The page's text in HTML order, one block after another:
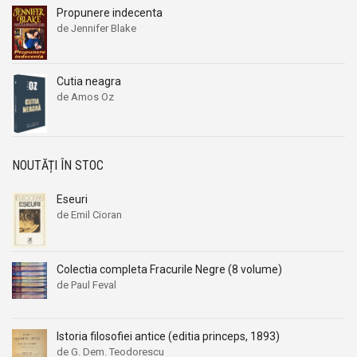
Aleksandr Beleaev
Alessandro Parronchi
Alex Mihai Stoenescu
Alexandr Soljenitin
Alexandra Jones
Alexandra Mosneaga
Alexandre Dumas
Alexandre Dumas fiul
Alexandre Koyre
Alexandrian
Alexandru Balaci
Alexandru Busuioceanu
Alexandru Elian
Aleksandr Beleaev
Alessandro Parronchi
Alex Mihai Stoenescu
Alexandr Soljenitin
Alexandra Jones
Alexandra Mosneaga
Alexandre Dumas
Alexandre Dumas fiul
Alexandre Koyre
Alexandrian
Alexandru Balaci
Alexandru Busuioceanu
Alexandru Elian
Propunere indecenta
de Jennifer Blake
Cutia neagra
de Amos Oz
NOUTĂȚI ÎN STOC
Eseuri
de Emil Cioran
Colectia completa Fracurile Negre (8 volume)
de Paul Feval
Istoria filosofiei antice (editia princeps, 1893)
de G. Dem. Teodorescu